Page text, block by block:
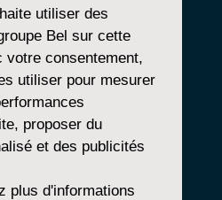
HISTOIRE
utiliser des
Bel sur cette
votre consentement,
utiliser pour mesurer
proposer du
et des publicités
plus d'informations